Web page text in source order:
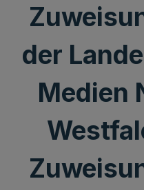
der
Medien